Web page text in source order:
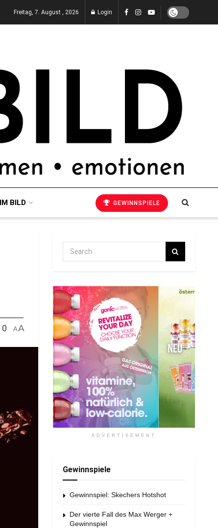
Freitag, 7. August , 2026 Login
BILD GEWINNSPIELE
0 AA
ADVERTISEMENT
Gewinnspiele
Gewinnspiel: Skechers Hotshot
Der vierte Fall des Max Werger +
Gewinnspiel